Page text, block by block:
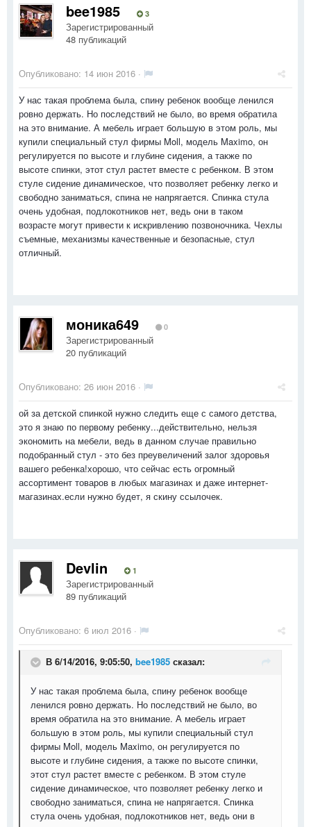
bee1985 3
Зарегистрированный
48 публикаций
Опубликовано: 14 июн 2016 ·
У нас такая проблема была, спину ребенок вообще ленился
ровно держать. Но последствий не было, во время обратила
на это внимание. А мебель играет большую в этом роль, мы
купили специальный стул фирмы Moll, модель Maximo, он
регулируется по высоте и глубине сидения, а также по
высоте спинки, этот стул растет вместе с ребенком. В этом
стуле сидение динамическое, что позволяет ребенку легко и
свободно заниматься, спина не напрягается. Спинка стула
очень удобная, подлокотников нет, ведь они в таком
возрасте могут привести к искривлению позвоночника. Чехлы
съемные, механизмы качественные и безопасные, стул
отличный.
моника649 0
Зарегистрированный
20 публикаций
Опубликовано: 26 июн 2016 ·
ой за детской спинкой нужно следить еще с самого детства,
это я знаю по первому ребенку...действительно, нельзя
экономить на мебели, ведь в данном случае правильно
подобранный стул - это без преувеличений залог здоровья
вашего ребенка!хорошо, что сейчас есть огромный
ассортимент товаров в любых магазинах и даже интернет-
магазинах.если нужно будет, я скину ссылочек.
Devlin 1
Зарегистрированный
89 публикаций
Опубликовано: 6 июл 2016 ·
В 6/14/2016, 9:05:50, bee1985 сказал:
У нас такая проблема была, спину ребенок вообще
ленился ровно держать. Но последствий не было, во
время обратила на это внимание. А мебель играет
большую в этом роль, мы купили специальный стул
фирмы Moll, модель Maximo, он регулируется по
высоте и глубине сидения, а также по высоте спинки,
этот стул растет вместе с ребенком. В этом стуле
сидение динамическое, что позволяет ребенку легко и
свободно заниматься, спина не напрягается. Спинка
стула очень удобная, подлокотников нет, ведь они в